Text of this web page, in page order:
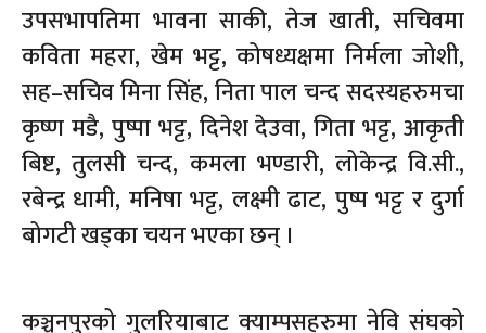
उपसभापतिमा भावना साकी, तेज खाती, सचिवमा
कविता महरा, खेम भट्ट, कोषध्यक्षमा निर्मला जोशी,
सह–सचिव मिना सिंह, निता पाल चन्द सदस्यहरुमचा
कृष्ण मडै, पुष्पा भट्ट, दिनेश देउवा, गिता भट्ट, आकृती
बिष्ट, तुलसी चन्द, कमला भण्डारी, लोकेन्द्र वि.सी.,
रबेन्द्र धामी, मनिषा भट्ट, लक्ष्मी ढाट, पुष्प भट्ट र दुर्गा
बोगटी खड्का चयन भएका छन् ।
कञ्चनपुरको गुलरियाबाट क्याम्पसहरुमा नेवि संघको